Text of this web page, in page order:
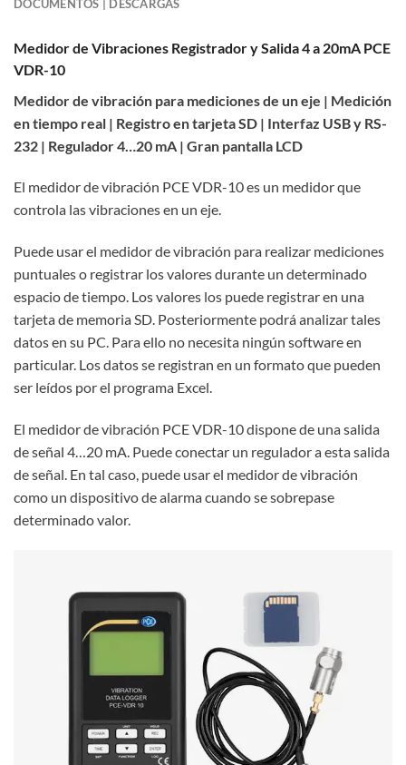
DOCUMENTOS | DESCARGAS
Medidor de Vibraciones Registrador y Salida 4 a 20mA PCE
VDR-10
Medidor de vibración para mediciones de un eje | Medición
en tiempo real | Registro en tarjeta SD | Interfaz USB y RS-
232 | Regulador 4…20 mA | Gran pantalla LCD
El medidor de vibración PCE VDR-10 es un medidor que
controla las vibraciones en un eje.
Puede usar el medidor de vibración para realizar mediciones
puntuales o registrar los valores durante un determinado
espacio de tiempo. Los valores los puede registrar en una
tarjeta de memoria SD. Posteriormente podrá analizar tales
datos en su PC. Para ello no necesita ningún software en
particular. Los datos se registran en un formato que pueden
ser leídos por el programa Excel.
El medidor de vibración PCE VDR-10 dispone de una salida
de señal 4…20 mA. Puede conectar un regulador a esta salida
de señal. En tal caso, puede usar el medidor de vibración
como un dispositivo de alarma cuando se sobrepase
determinado valor.